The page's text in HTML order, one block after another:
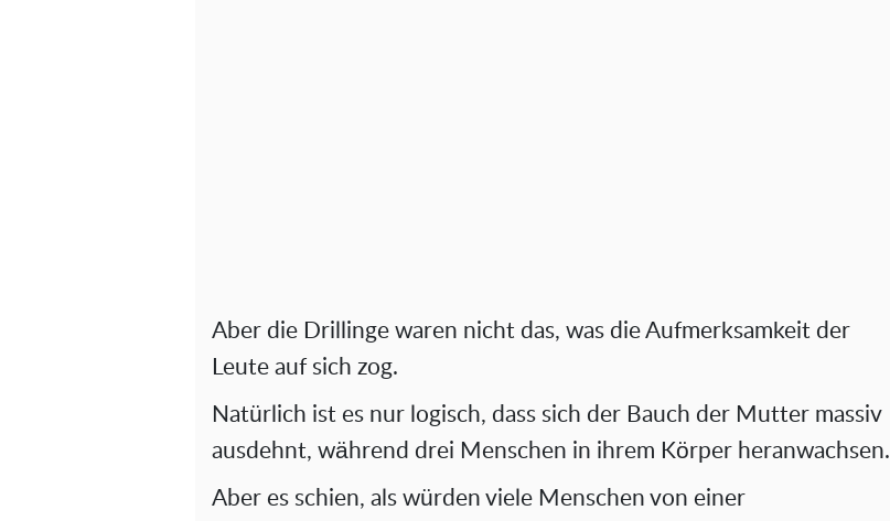
Aber die Drillinge waren nicht das, was die Aufmerksamkeit der
Leute auf sich zog.
Natürlich ist es nur logisch, dass sich der Bauch der Mutter massiv
ausdehnt, während drei Menschen in ihrem Körper heranwachsen.
Aber es schien, als würden viele Menschen von einer